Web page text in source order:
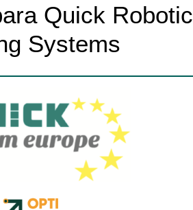
Quick Robotic
Systems